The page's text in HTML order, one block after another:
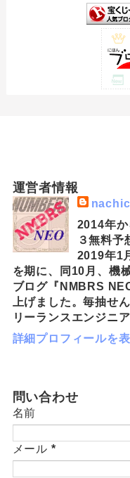
運営者情報
2014年
３無料予
2019年1
を期に、同10月、機
ブログ『NMBRS
上げました。毎抽せ
リーランスエンジニア
詳細プロフィールを
問い合わせ
名前
メール *